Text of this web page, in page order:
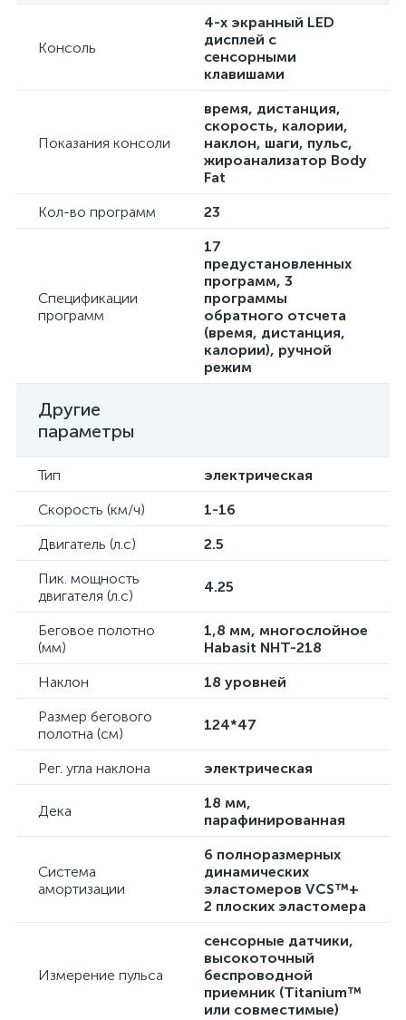
Консоль
4-х экранный LED
дисплей с
сенсорными
клавишами
Показания консоли
время, дистанция,
скорость, калории,
наклон, шаги, пульс,
жироанализатор Body
Fat
Кол-во программ
23
Спецификации
программ
17
предустановленных
программ, 3
программы
обратного отсчета
(время, дистанция,
калории), ручной
режим
Другие
параметры
Тип
электрическая
Скорость (км/ч)
1-16
Двигатель (л.с)
2.5
Пик. мощность
двигателя (л.с)
4.25
Беговое полотно
(мм)
1,8 мм, многослойное
Habasit NНT-218
Наклон
18 уровней
Размер бегового
полотна (см)
124*47
Рег. угла наклона электрическая
Дека
18 мм,
парафинированная
Система
амортизации
6 полноразмерных
динамических
эластомеров VCS™+
2 плоских эластомера
Измерение пульса
сенсорные датчики,
высокоточный
беcпроводной
приемник (Titanium™
или совместимые)